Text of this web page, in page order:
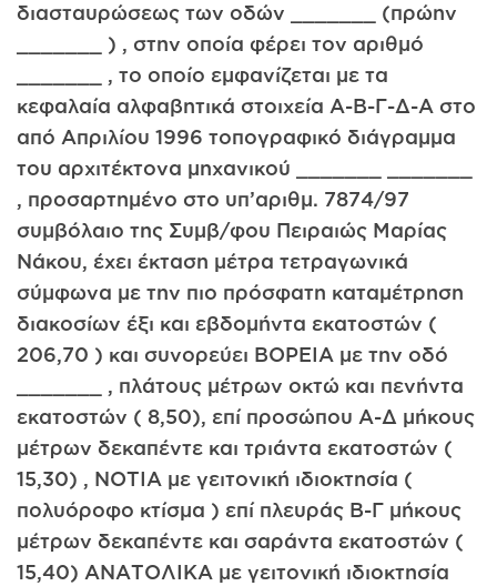
διασταυρώσεως των οδών _______ (πρώην
_______ ) , στην οποία φέρει τον αριθμό
_______ , το οποίο εμφανίζεται με τα
κεφαλαία αλφαβητικά στοιχεία Α-Β-Γ-Δ-Α στο
από Απριλίου 1996 τοπογραφικό διάγραμμα
του αρχιτέκτονα μηχανικού _______ _______
, προσαρτημένο στο υπ’αριθμ. 7874/97
συμβόλαιο της Συμβ/φου Πειραιώς Μαρίας
Νάκου, έχει έκταση μέτρα τετραγωνικά
σύμφωνα με την πιο πρόσφατη καταμέτρηση
διακοσίων έξι και εβδομήντα εκατοστών (
206,70 ) και συνορεύει ΒΟΡΕΙΑ με την οδό
_______ , πλάτους μέτρων οκτώ και πενήντα
εκατοστών ( 8,50), επί προσώπου Α-Δ μήκους
μέτρων δεκαπέντε και τριάντα εκατοστών (
15,30) , ΝΟΤΙΑ με γειτονική ιδιοκτησία (
πολυόροφο κτίσμα ) επί πλευράς Β-Γ μήκους
μέτρων δεκαπέντε και σαράντα εκατοστών (
15,40) ΑΝΑΤΟΛΙΚΑ με γειτονική ιδιοκτησία